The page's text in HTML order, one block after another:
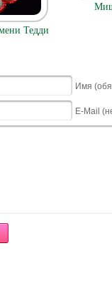
Тедди
Имя
E-Mail